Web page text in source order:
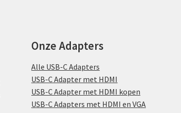
Onze Adapters
Alle USB-C Adapters
USB-C Adapter met HDMI
USB-C Adapter met HDMI kopen
USB-C Adapters met HDMI en VGA